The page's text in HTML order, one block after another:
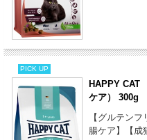
PICK UP
HAPPY CAT
ケア） 300g
【グルテン
腸ケア】【成